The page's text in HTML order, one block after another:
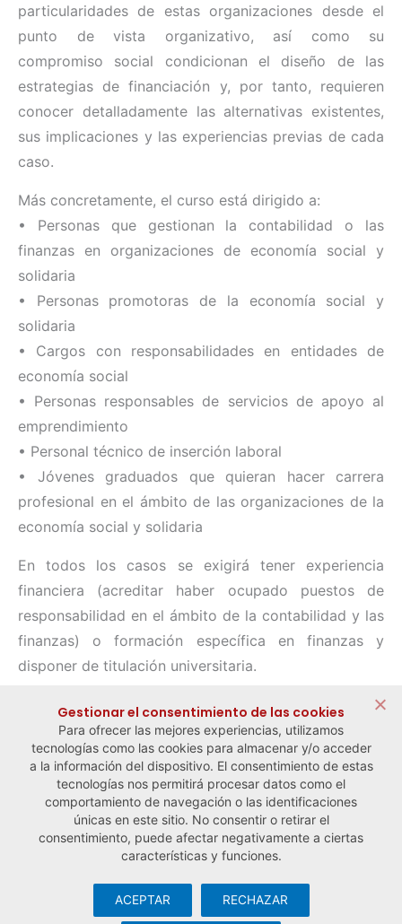
particularidades de estas organizaciones desde el
punto de vista organizativo, así como su
compromiso social condicionan el diseño de las
estrategias de financiación y, por tanto, requieren
conocer detalladamente las alternativas existentes,
sus implicaciones y las experiencias previas de cada
caso.
Más concretamente, el curso está dirigido a:
• Personas que gestionan la contabilidad o las
finanzas en organizaciones de economía social y
solidaria
• Personas promotoras de la economía social y
solidaria
• Cargos con responsabilidades en entidades de
economía social
• Personas responsables de servicios de apoyo al
emprendimiento
• Personal técnico de inserción laboral
• Jóvenes graduados que quieran hacer carrera
profesional en el ámbito de las organizaciones de la
economía social y solidaria
En todos los casos se exigirá tener experiencia
financiera (acreditar haber ocupado puestos de
responsabilidad en el ámbito de la contabilidad y las
finanzas) o formación específica en finanzas y
disponer de titulación universitaria.
← Noticia anterior Noticia siguiente →
© Observatorio Español de la Economía Social y del Trabajo
Gestionar el consentimiento de las cookies
Para ofrecer las mejores experiencias, utilizamos
tecnologías como las cookies para almacenar y/o acceder
a la información del dispositivo. El consentimiento de estas
tecnologías nos permitirá procesar datos como el
comportamiento de navegación o las identificaciones
únicas en este sitio. No consentir o retirar el
consentimiento, puede afectar negativamente a ciertas
características y funciones.
ACEPTAR RECHAZAR